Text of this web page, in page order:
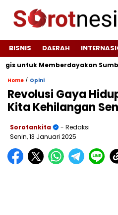
BISNIS DAERAH
Memberdayakan Sumber
Home / Opini
Revolusi Gaya
Kita Kehilangan
Sorotankita
- Redaksi
Senin, 13 Januari 2025